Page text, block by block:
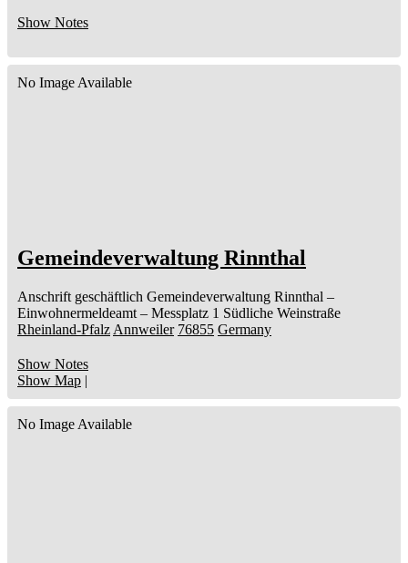
Show Notes
No Image Available
Gemeindeverwaltung Rinnthal
Anschrift geschäftlich Gemeindeverwaltung Rinnthal –
Einwohnermeldeamt – Messplatz 1 Südliche Weinstraße
Rheinland-Pfalz Annweiler 76855 Germany
Show Notes
Show Map |
No Image Available